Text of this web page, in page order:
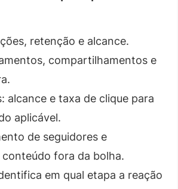
retenção e alcance.
compartilhamentos e
alcance e taxa de clique para
aplicável.
de seguidores e
fora da bolha.
em qual etapa a reação